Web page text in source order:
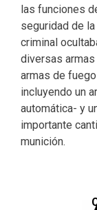
las funciones
seguridad de la
criminal
diversas armas
armas de
incluyendo un
automática- y
importante
munición.